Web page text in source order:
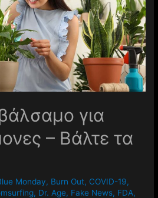
για
– Βάλτε τα
Monday, Burn Out, COVID-19,
, Dr. Age, Fake News, FDA,